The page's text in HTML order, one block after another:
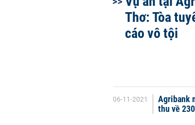
Thơ: Tòa
cáo vô tội
06-11-2021
Agribank
thu về